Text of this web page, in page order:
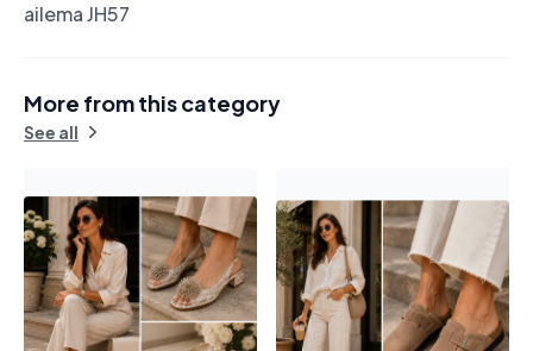
ailema JH57
More from this category
See all